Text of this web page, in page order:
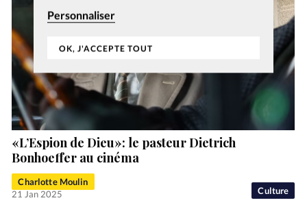
Personnaliser
OK, J'ACCEPTE TOUT
Culture
«L’Espion de Dieu»: le pasteur Dietrich
Bonhoeffer au cinéma
Charlotte Moulin
21 Jan 2025